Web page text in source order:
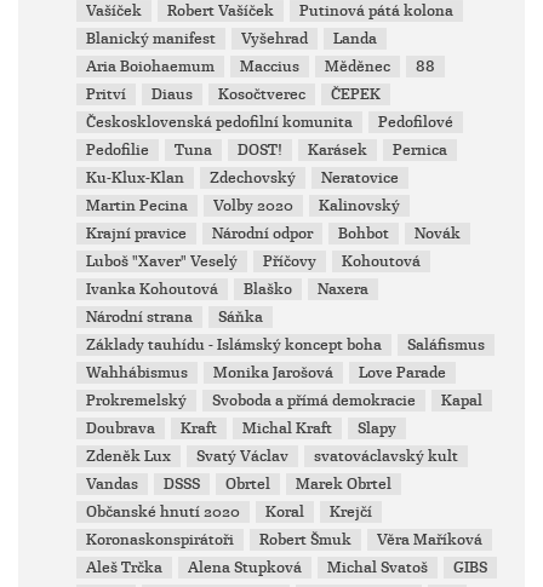
Vašíček
Robert Vašíček
Putinová pátá kolona
Blanický manifest
Vyšehrad
Landa
Aria Boiohaemum
Maccius Měděnec
88
Pritví
Diaus Kosočtverec
ČEPEK
Českosklovenská pedofilní komunita
Pedofilové
Pedofilie
Tuna DOST! Karásek
Pernica
Ku-Klux-Klan
Zdechovský
Neratovice
Martin Pecina
Volby 2020
Kalinovský
Krajní pravice
Národní odpor Bohbot
Novák
Luboš "Xaver" Veselý
Příčovy
Kohoutová
Ivanka Kohoutová
Blaško
Naxera
Národní strana
Sáňka
Základy tauhídu - Islámský koncept boha
Saláfismus
Wahhábismus
Monika Jarošová
Love Parade
Prokremelský
Svoboda a přímá demokracie
Kapal
Doubrava
Kraft Michal Kraft
Slapy
Zdeněk Lux
Svatý Václav
svatováclavský kult
Vandas
DSSS Obrtel
Marek Obrtel
Občanské hnutí 2020
Koral
Krejčí
Koronaskonspirátoři
Robert Šmuk
Věra Maříková
Aleš Trčka
Alena Stupková Michal Svatoš
GIBS